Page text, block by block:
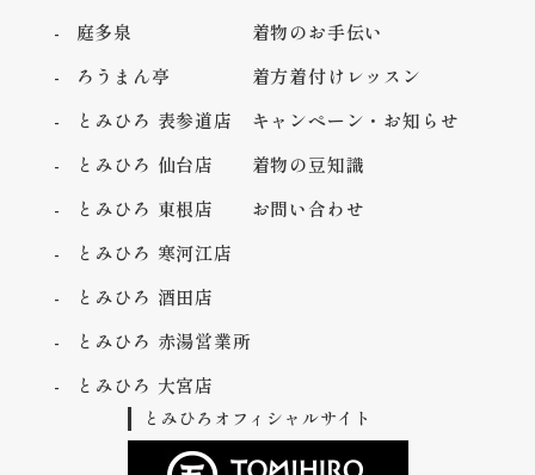
とみひろオフィシャルサイト
庭多泉
ろうまん亭
とみひろ 表参道店
とみひろ 仙台店
とみひろ 東根店
とみひろ 寒河江店
とみひろ 酒田店
とみひろ 赤湯営業所
とみひろ 大宮店
着物のお手伝い
着方着付けレッスン
キャンペーン・お知らせ
着物の豆知識
お問い合わせ